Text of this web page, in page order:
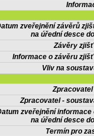
zveřejnění závěrů
na úřední desce
Závěry
Informace o závěru
Vliv na
Zpracovatel -
zveřejnění informace
na úřední desce
Termín pro